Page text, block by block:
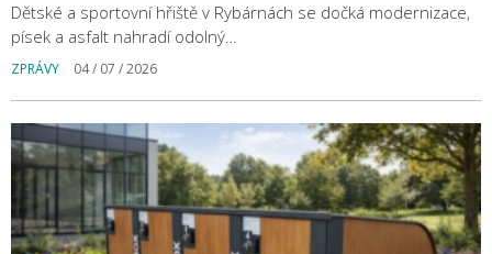
Dětské a sportovní hřiště v Rybárnách se dočká modernizace,
písek a asfalt nahradí odolný…
ZPRÁVY 04 / 07 / 2026